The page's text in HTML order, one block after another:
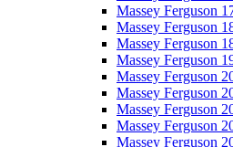
Massey Ferguson
Massey Ferguson
Massey Ferguson
Massey Ferguson
Massey Ferguson
Massey Ferguson
Massey Ferguson
Massey Ferguson
Massey Ferguson